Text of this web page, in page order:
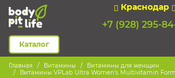
Краснодар
+7 (928) 295-
Каталог
Главная Витамины
Витамины для женщин
Витамины VPLab Ultra Women's Multivitamin